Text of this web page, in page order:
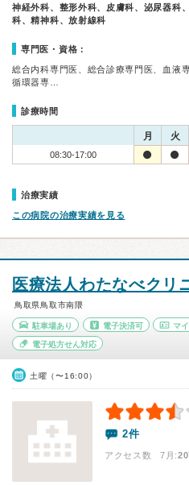
神経外科、整形外科、皮膚科、泌尿器科
科、精神科、放射線科
専門医・資格：
総合内科専門医、総合診療専門医、血液
循環器専…
診療時間
月 火
08:30-17:00
治療実績
この病院の治療実績を見る
医療法人わたなべクリ
鳥取県鳥取市南隈
駐車場あり 電子決済可 マ
電子処方せん対応
土曜（〜16:00）
2件
アクセス数 7月: